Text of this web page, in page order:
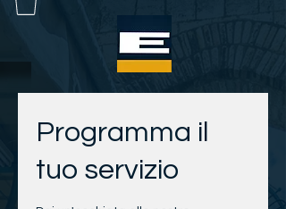
Programma il
tuo servizio